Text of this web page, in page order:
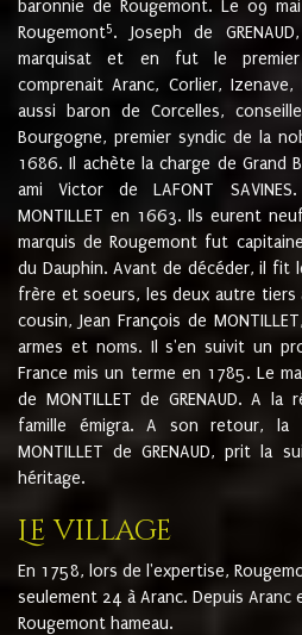
baronnie de Rougemont. Le 09
Rougemont5. Joseph de
marquisat et en fut le premier
comprenait Aranc, Corlier,
aussi baron de Corcelles,
Bourgogne, premier syndic de la
1686. Il achète la charge de Grand
ami Victor de LAFONT
MONTILLET en 1663. Ils eurent
marquis de Rougemont fut
du Dauphin. Avant de décéder, il fit
frère et soeurs, les deux autre tiers
cousin, Jean François de
armes et noms. Il s'en suivit un
France mis un terme en 1785. Le
de MONTILLET de GRENAUD. A
famille émigra. A son retour,
MONTILLET de GRENAUD, prit la
héritage.
Le village
En 1758, lors de l'expertise,
seulement 24 à Aranc. Depuis Aranc
Rougemont hameau.